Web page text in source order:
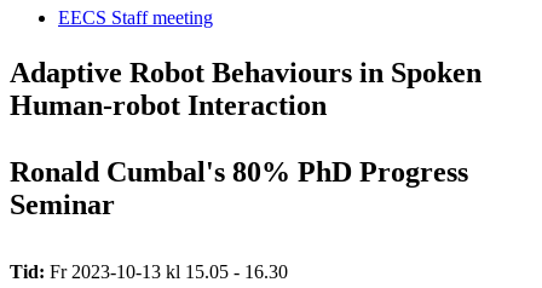
EECS Staff meeting
Adaptive Robot Behaviours in Spoken
Human-robot Interaction
Ronald Cumbal's 80% PhD Progress
Seminar
Tid: Fr 2023-10-13 kl 15.05 - 16.30